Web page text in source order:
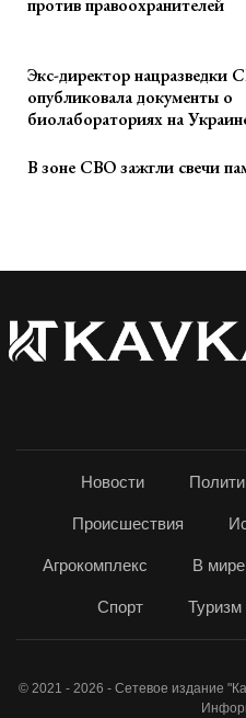
против правоохранителей
Экс-директор
опубликовала документы о
биолабораториях на
В зоне СВО зажгли свечи
Новости
Происшествия
Агрокомплекс В мире
Спорт Туризм
© 2021 - 2026 - Сетевое издание